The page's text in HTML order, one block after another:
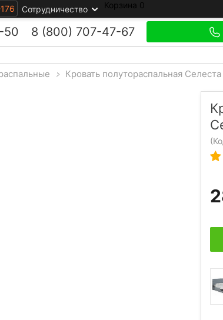
Сотрудничество Корзина 0
50 8 (800) 707-47-67
> Кровать полутораспальная